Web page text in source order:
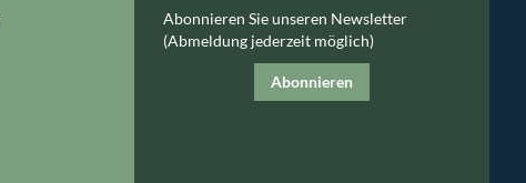
Abonnieren Sie unseren Newsletter
(Abmeldung jederzeit möglich)
Abonnieren